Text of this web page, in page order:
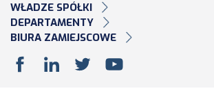
WŁADZE SPÓŁKI
DEPARTAMENTY
BIURA ZAMIEJSCOWE